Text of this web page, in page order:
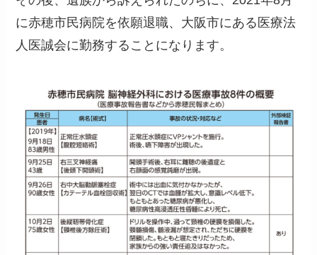
に赤穂市民病院を依願退職、大阪市にある医療法
人医誠会に勤務することになります。